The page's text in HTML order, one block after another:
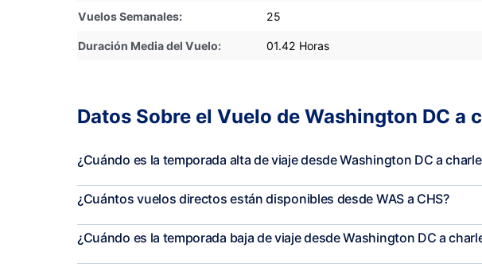
Vuelos Semanales: 25
Duración Media del Vuelo: 01.42 Horas
Datos Sobre el Vuelo de Washington DC a
¿Cuándo es la temporada alta de viaje desde Washington DC a
¿Cuántos vuelos directos están disponibles desde WAS a CHS?
¿Cuándo es la temporada baja de viaje desde Washington DC a